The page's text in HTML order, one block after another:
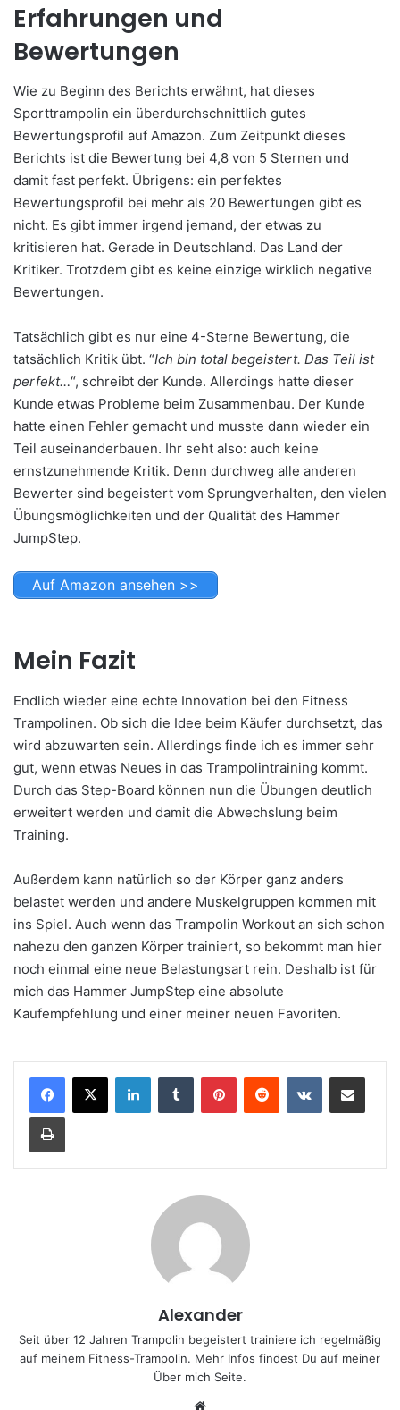
Erfahrungen und
Bewertungen
Wie zu Beginn des Berichts erwähnt, hat dieses
Sporttrampolin ein überdurchschnittlich gutes
Bewertungsprofil auf Amazon. Zum Zeitpunkt dieses
Berichts ist die Bewertung bei 4,8 von 5 Sternen und
damit fast perfekt. Übrigens: ein perfektes
Bewertungsprofil bei mehr als 20 Bewertungen gibt es
nicht. Es gibt immer irgend jemand, der etwas zu
kritisieren hat. Gerade in Deutschland. Das Land der
Kritiker. Trotzdem gibt es keine einzige wirklich negative
Bewertungen.
Tatsächlich gibt es nur eine 4-Sterne Bewertung, die
tatsächlich Kritik übt. “Ich bin total begeistert. Das Teil ist
perfekt…“, schreibt der Kunde. Allerdings hatte dieser
Kunde etwas Probleme beim Zusammenbau. Der Kunde
hatte einen Fehler gemacht und musste dann wieder ein
Teil auseinanderbauen. Ihr seht also: auch keine
ernstzunehmende Kritik. Denn durchweg alle anderen
Bewerter sind begeistert vom Sprungverhalten, den vielen
Übungsmöglichkeiten und der Qualität des Hammer
JumpStep.
Auf Amazon ansehen >>
Mein Fazit
Endlich wieder eine echte Innovation bei den Fitness
Trampolinen. Ob sich die Idee beim Käufer durchsetzt, das
wird abzuwarten sein. Allerdings finde ich es immer sehr
gut, wenn etwas Neues in das Trampolintraining kommt.
Durch das Step-Board können nun die Übungen deutlich
erweitert werden und damit die Abwechslung beim
Training.
Außerdem kann natürlich so der Körper ganz anders
belastet werden und andere Muskelgruppen kommen mit
ins Spiel. Auch wenn das Trampolin Workout an sich schon
nahezu den ganzen Körper trainiert, so bekommt man hier
noch einmal eine neue Belastungsart rein. Deshalb ist für
mich das Hammer JumpStep eine absolute
Kaufempfehlung und einer meiner neuen Favoriten.
Alexander
Seit über 12 Jahren Trampolin begeistert trainiere ich regelmäßig
auf meinem Fitness-Trampolin. Mehr Infos findest Du auf meiner
Über mich Seite.